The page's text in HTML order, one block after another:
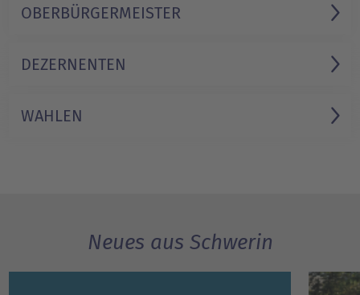
OBER­BÜRGERMEISTER
DEZERNENTEN
WAHLEN
Neues aus Schwerin